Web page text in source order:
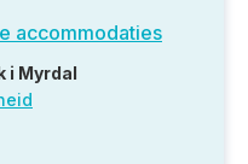
accommodaties
i Myrdal